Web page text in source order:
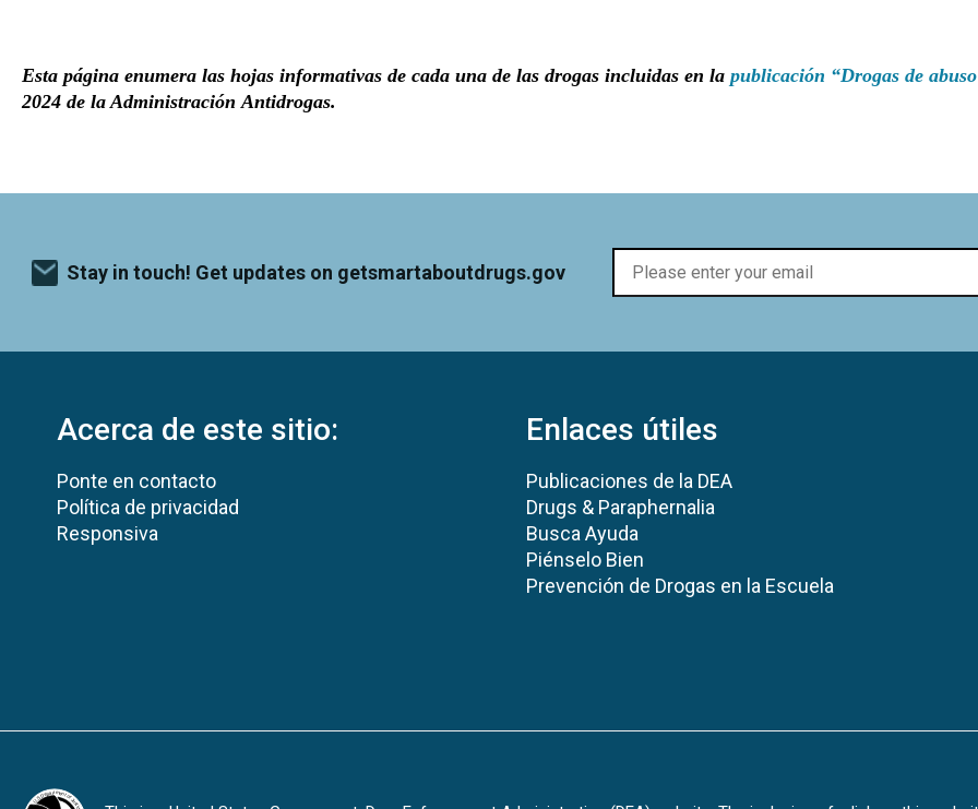
Esta página enumera las hojas informativas de cada una de las drogas incluidas en la publicación “Drogas de
2024 de la Administración Antidrogas.
Stay in touch! Get updates on getsmartaboutdrugs.gov
Acerca de este sitio:
Ponte en contacto
Política de privacidad
Responsiva
Enlaces útiles
Publicaciones de la DEA
Drugs & Paraphernalia
Busca Ayuda
Piénselo Bien
Prevención de Drogas en la Escuela